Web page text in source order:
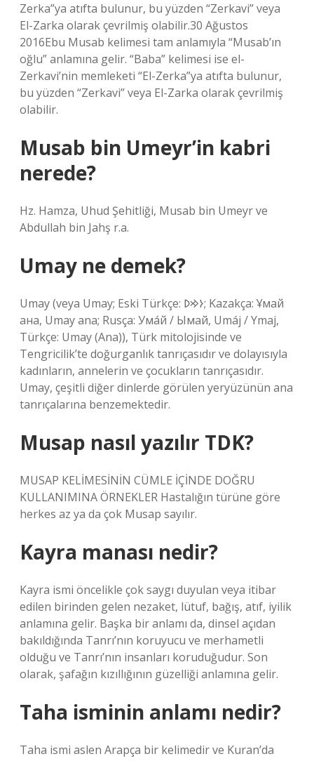
Zerka”ya atıfta bulunur, bu yüzden “Zerkavi” veya
El-Zarka olarak çevrilmiş olabilir.30 Ağustos
2016Ebu Musab kelimesi tam anlamıyla “Musab’ın
oğlu” anlamına gelir. “Baba” kelimesi ise el-
Zerkavi’nin memleketi “El-Zerka”ya atıfta bulunur,
bu yüzden “Zerkavi” veya El-Zarka olarak çevrilmiş
olabilir.
Musab bin Umeyr’in kabri
nerede?
Hz. Hamza, Uhud Şehitliği, Musab bin Umeyr ve
Abdullah bin Jahş r.a.
Umay ne demek?
Umay (veya Umay; Eski Türkçe: 𐰆𐰢𐰖; Kazakça: Ұмай
aна, Umay ana; Rusça: Ума́й / Ымай, Umáj / Ymaj,
Türkçe: Umay (Ana)), Türk mitolojisinde ve
Tengricilik’te doğurganlık tanrıçasıdır ve dolayısıyla
kadınların, annelerin ve çocukların tanrıçasıdır.
Umay, çeşitli diğer dinlerde görülen yeryüzünün ana
tanrıçalarına benzemektedir.
Musap nasıl yazılır TDK?
MUSAP KELİMESİNİN CÜMLE İÇİNDE DOĞRU
KULLANIMINA ÖRNEKLER Hastalığın türüne göre
herkes az ya da çok Musap sayılır.
Kayra manası nedir?
Kayra ismi öncelikle çok saygı duyulan veya itibar
edilen birinden gelen nezaket, lütuf, bağış, atıf, iyilik
anlamına gelir. Başka bir anlamı da, dinsel açıdan
bakıldığında Tanrı’nın koruyucu ve merhametli
olduğu ve Tanrı’nın insanları koruduğudur. Son
olarak, şafağın kızıllığının güzelliği anlamına gelir.
Taha isminin anlamı nedir?
Taha ismi aslen Arapça bir kelimedir ve Kuran’da